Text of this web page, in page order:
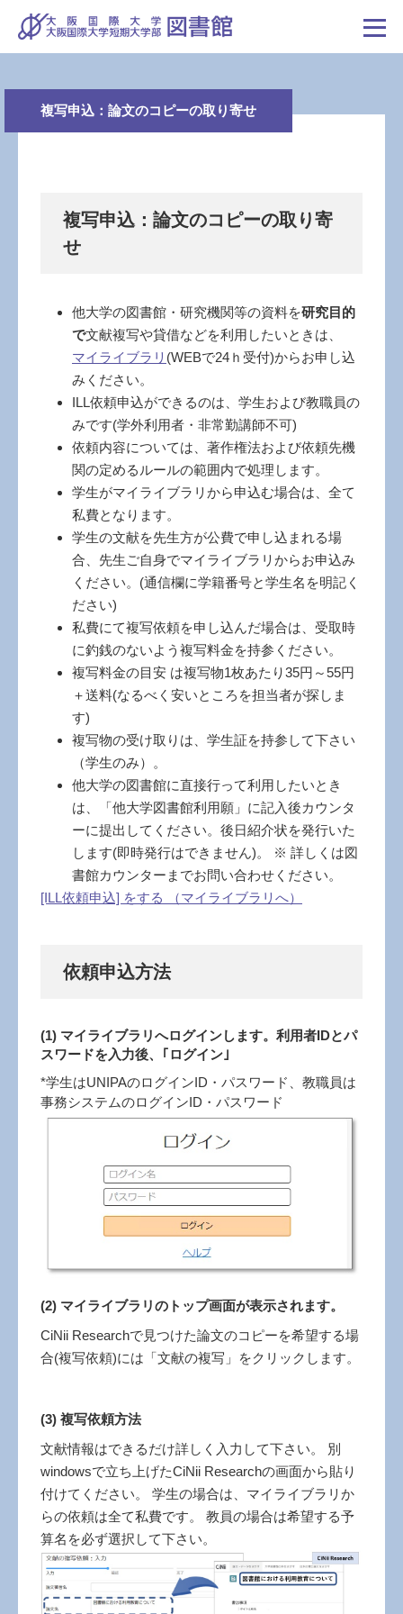
複写申込：論文のコピーの取り寄せ
複写申込：論文のコピーの取り寄
せ
他大学の図書館・研究機関等の資料を研究目的
で文献複写や貸借などを利用したいときは、
マイライブラリ (WEBで24ｈ受付)からお申し込
みください。
ILL依頼申込ができるのは、学生および教職員の
みです(学外利用者・非常勤講師不可)
依頼内容については、著作権法および依頼先機
関の定めるルールの範囲内で処理します。
学生がマイライブラリから申込む場合は、全て
私費となります。
学生の文献を先生方が公費で申し込まれる場
合、先生ご自身でマイライブラリからお申込み
ください。(通信欄に学籍番号と学生名を明記く
ださい)
私費にて複写依頼を申し込んだ場合は、受取時
に釣銭のないよう複写料金を持参ください。
複写料金の目安 は複写物1枚あたり35円～55円
＋送料(なるべく安いところを担当者が探しま
す)
複写物の受け取りは、学生証を持参して下さい
（学生のみ）。
他大学の図書館に直接行って利用したいとき
は、「他大学図書館利用願」に記入後カウンタ
ーに提出してください。後日紹介状を発行いた
します(即時発行はできません)。 ※ 詳しくは図
書館カウンターまでお問い合わせください。
[ILL依頼申込] をする （マイライブラリへ）
依頼申込方法
(1) マイライブラリへログインします。利用者IDとパ
スワードを入力後、｢ログイン｣
*学生はUNIPAのログインID・パスワード、教職員は
事務システムのログインID・パスワード
(2) マイライブラリのトップ画面が表示されます。
CiNii Researchで見つけた論文のコピーを希望する場
合(複写依頼)には「文献の複写」をクリックします。
(3) 複写依頼方法
文献情報はできるだけ詳しく入力して下さい。 別
windowsで立ち上げたCiNii Researchの画面から貼り
付けてください。 学生の場合は、マイライブラリか
らの依頼は全て私費です。 教員の場合は希望する予
算名を必ず選択して下さい。